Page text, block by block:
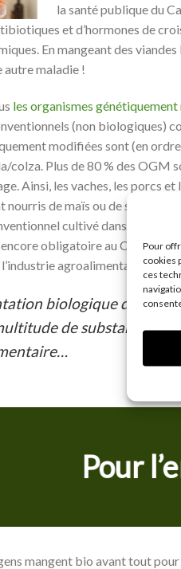
Pour
cookies
ces
la santé publique du
et d’hormones de
En mangeant des
autre maladie !
les organismes
(non biologiques)
modifiées sont (en
colza. Plus de 80 % des OGM
Ainsi, les vaches, les porcs
de maïs ou de soya
cultivé dans le
obligatoire au Canada.
agroalimentaire en
biologique
de substances
Pour
mangent bio avant tout